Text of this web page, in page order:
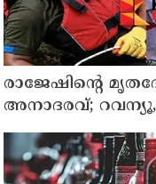
രാജേഷിന്റെ
അനാദരവ്;
വേണം;